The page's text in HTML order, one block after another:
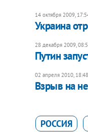
14 октября 2009,
Украина
28 декабря 2009,
Путин
02 апреля 2010, 18:48
Взрыв на
РОССИЯ